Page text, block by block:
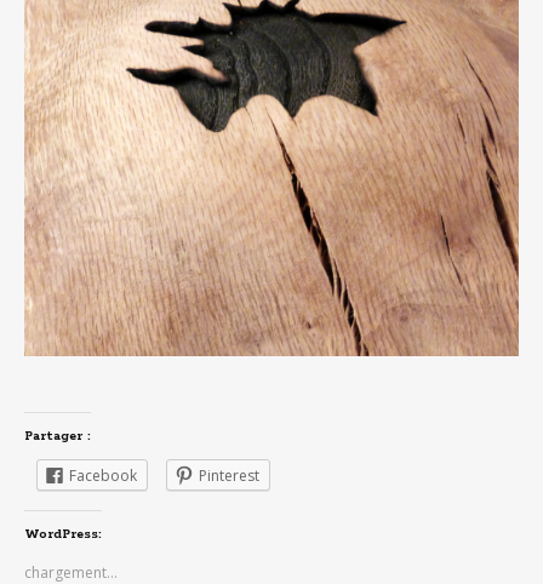
Partager :
Facebook Pinterest
WordPress:
chargement…